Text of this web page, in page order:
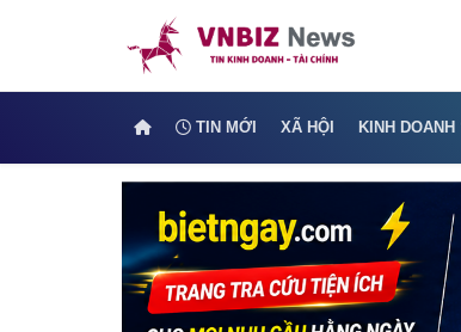
TIN MỚI XÃ HỘI KINH DOANH